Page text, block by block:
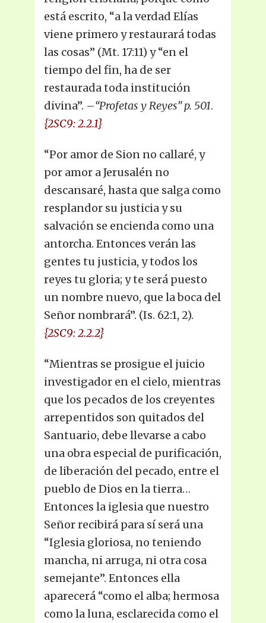
está escrito, “a la verdad Elías
viene primero y restaurará todas
las cosas” (Mt. 17:11) y “en el
tiempo del fin, ha de ser
restaurada toda institución
divina”. –“Profetas y Reyes” p. 501.
{2SC9: 2.2.1}
“Por amor de Sion no callaré, y
por amor a Jerusalén no
descansaré, hasta que salga como
resplandor su justicia y su
salvación se encienda como una
antorcha. Entonces verán las
gentes tu justicia, y todos los
reyes tu gloria; y te será puesto
un nombre nuevo, que la boca del
Señor nombrará”. (Is. 62:1, 2).
{2SC9: 2.2.2}
“Mientras se prosigue el juicio
investigador en el cielo, mientras
que los pecados de los creyentes
arrepentidos son quitados del
Santuario, debe llevarse a cabo
una obra especial de purificación,
de liberación del pecado, entre el
pueblo de Dios en la tierra…
Entonces la iglesia que nuestro
Señor recibirá para sí será una
“Iglesia gloriosa, no teniendo
mancha, ni arruga, ni otra cosa
semejante”. Entonces ella
aparecerá “como el alba; hermosa
como la luna, esclarecida como el